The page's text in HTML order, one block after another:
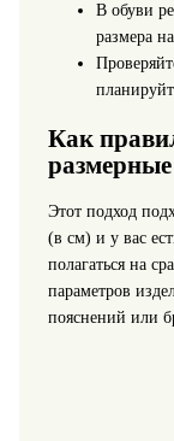
В обуви
размера
Как
размерные
Этот подход
(в см) и у вас
полагаться на
параметров
пояснений или